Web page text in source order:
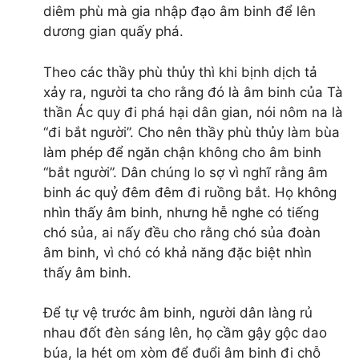
diêm phù mà gia nhập đạo âm binh để lên
dương gian quấy phá.
Theo các thầy phù thủy thì khi bịnh dịch tả
xảy ra, người ta cho rằng đó là âm binh của Tà
thần Ác quy đi phá hại dân gian, nói nôm na là
“đi bắt người”. Cho nên thầy phù thủy làm bùa
làm phép để ngăn chận không cho âm binh
“bắt người”. Dân chúng lo sợ vì nghĩ rằng âm
binh ác quỷ đêm đêm đi ruồng bắt. Họ không
nhìn thấy âm binh, nhưng hễ nghe có tiếng
chó sủa, ai nấy đều cho rằng chó sủa đoàn
âm binh, vì chó có khả năng đặc biệt nhìn
thấy âm binh.
Để tự vệ trước âm binh, người dân làng rủ
nhau đốt đèn sáng lên, họ cầm gậy gộc dao
búa, la hét om xòm để đuổi âm binh đi chỗ